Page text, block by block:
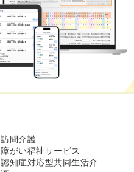
訪問介護
障がい福祉サービス
認知症対応型共同生活介